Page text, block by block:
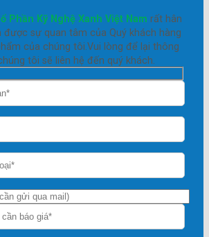
Phần Kỹ Nghệ Xanh Việt Nam rất hân
được sự quan tâm của Quý khách hàng
của chúng tôi.Vui lòng để lại thông
tôi sẽ liên hệ đến quý khách.